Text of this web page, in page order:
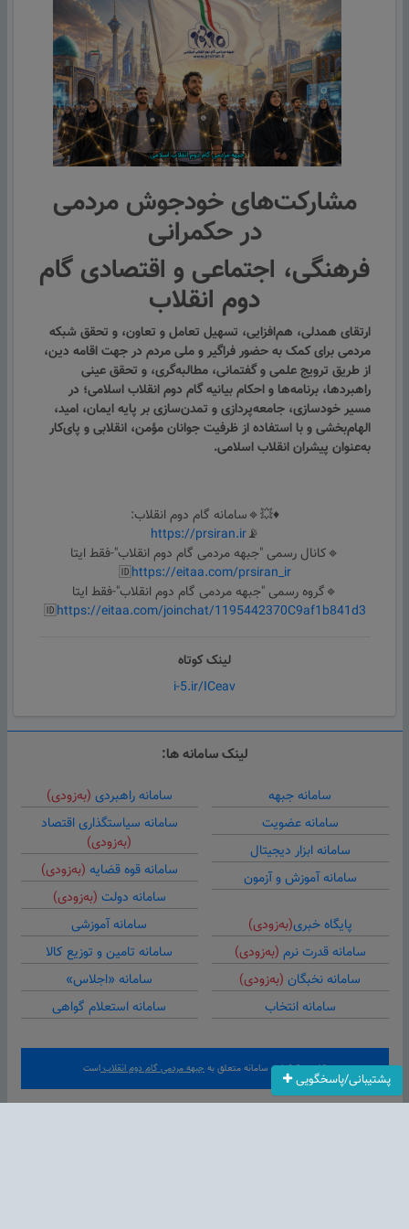
مشارکت‌های خودجوش مردمی
در حکمرانی
فرهنگی، اجتماعی و اقتصادی گام
دوم انقلاب
ارتقای همدلی، هم‌افزایی، تسهیل تعامل و تعاون، و تحقق شبکه
مردمی برای کمک به حضور فراگیر و ملی مردم در جهت اقامه دین،
از طریق ترویج علمی و گفتمانی، مطالبه‌گری، و تحقق عینی
راهبردها، برنامه‌ها و احکام بیانیه گام دوم انقلاب اسلامی؛ در
مسیر خودسازی، جامعه‌پردازی و تمدن‌سازی بر پایه ایمان، امید،
الهام‌بخشی و با استفاده از ظرفیت جوانان مؤمن، انقلابی و پای‌کار
به‌عنوان پیشران انقلاب اسلامی.
♦️💥🔹سامانه گام دوم انقلاب:
📡
https://prsiran.ir
🔹کانال رسمی "جبهه مردمی گام دوم انقلاب"-فقط ایتا
🆔https://eitaa.com/prsiran_ir
🔹گروه رسمی "جبهه مردمی گام دوم انقلاب"-فقط ایتا
🆔https://eitaa.com/joinchat/1195442370C9af1b841d3
لینک کوتاه
i-5.ir/ICeav
پشتیبانی/پاسخگویی
لینک سامانه ها:
سامانه جبهه
سامانه عضویت
سامانه ابزار دیجیتال
سامانه آموزش و آزمون
سامانه راهبردی (به‌زودی)
سامانه سیاستگذاری اقتصاد
(به‌زودی)
سامانه قوه قضایه (به‌زودی)
سامانه دولت (به‌زودی)
پایگاه خبری(به‌زودی)
سامانه قدرت نرم (به‌زودی)
سامانه نخبگان (به‌زودی)
سامانه انتخاب
سامانه آموزشی
سامانه تامین و توزیع کالا
سامانه «اجلاس»
سامانه استعلام گواهی
کلیه حقوق این سامانه متعلق به جبهه مردمی گام دوم انقلاباست